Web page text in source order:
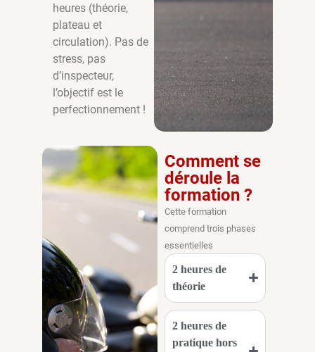
heures (théorie,
plateau et
circulation). Pas de
stress, pas
d’inspecteur,
l’objectif est le
perfectionnement !
Comment se
déroule la
formation ?
Cette formation
comprend trois phases
essentielles
2 heures de
théorie
2 heures de
pratique hors